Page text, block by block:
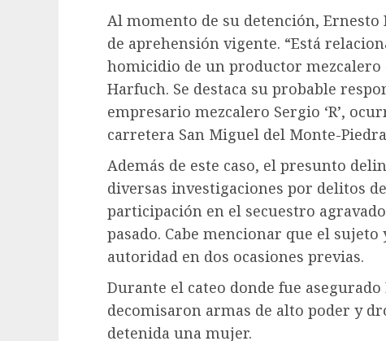
Al momento de su detención, Ernesto
de aprehensión vigente. “Está
homicidio de un productor mezcalero
Harfuch. Se destaca su probable
empresario mezcalero Sergio ‘R’,
carretera San Miguel del Monte-
Además de este caso, el presunto
diversas investigaciones por delitos
participación en el secuestro
pasado. Cabe mencionar que el
autoridad en dos ocasiones previas.
Durante el cateo donde fue asegurado
decomisaron armas de alto poder y
detenida una mujer.